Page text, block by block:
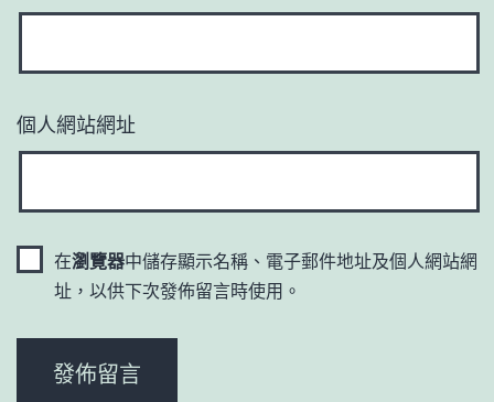
個人網站網址
在瀏覽器中儲存顯示名稱、電子郵件地址及個人網站網
址，以供下次發佈留言時使用。